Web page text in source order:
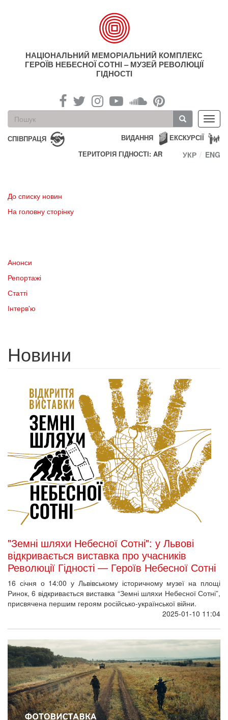
НАЦІОНАЛЬНИЙ МЕМОРІАЛЬНИЙ КОМПЛЕКС
ГЕРОЇВ НЕБЕСНОЇ СОТНІ – МУЗЕЙ РЕВОЛЮЦІЇ
ГІДНОСТІ
Пошукова
форма
Пошук
СПІВПРАЦЯ ЕКСКУРСІЇ
ВИДАННЯ
ТЕРИТОРІЯ ГІДНОСТІ: AR
УКР ENG
До списку новин
На головну сторінку
Анонси
Репортажі
Статті
Інтерв'ю
Новини
"Земні шляхи Небесної Сотні": у Львові
відкривається виставка про учасників
Революції Гідності — Героїв Небесної Сотні
16 січня о 14:00 у Львівському історичному музеї на площі
Ринок, 6 відкривається виставка “Земні шляхи Небесної Сотні”,
присвячена першим героям російсько-української війни.
2025-01-10 11:04